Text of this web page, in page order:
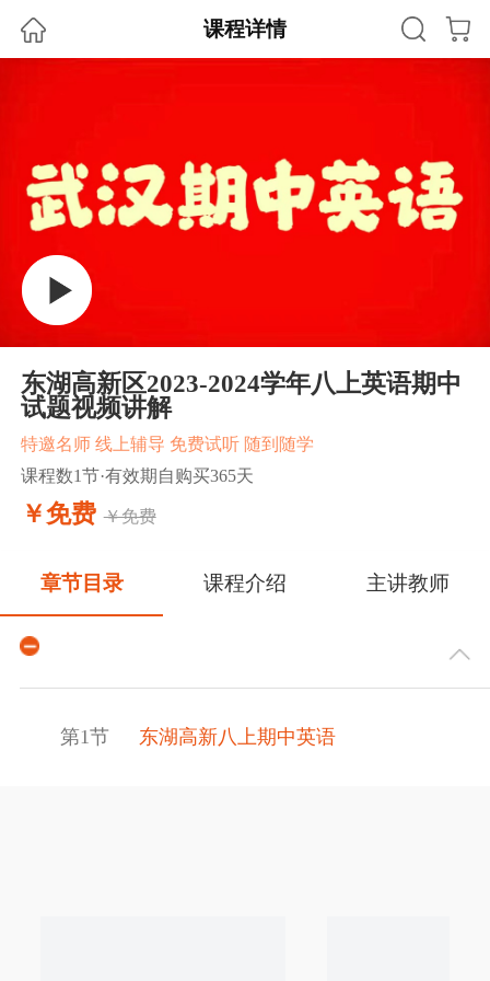
课程详情
东湖高新区2023-2024学年八上英语期中
试题视频讲解
特邀名师 线上辅导 免费试听 随到随学
课程数1节·有效期自购买365天
￥免费 ￥免费
章节目录 课程介绍 主讲教师
第1节 东湖高新八上期中英语